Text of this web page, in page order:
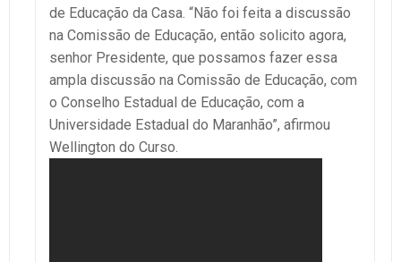
de Educação da Casa. “Não foi feita a discussão
na Comissão de Educação, então solicito agora,
senhor Presidente, que possamos fazer essa
ampla discussão na Comissão de Educação, com
o Conselho Estadual de Educação, com a
Universidade Estadual do Maranhão”, afirmou
Wellington do Curso.